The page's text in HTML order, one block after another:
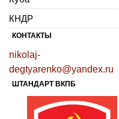
КНДР
КОНТАКТЫ
nikolaj-
degtyarenko@yandex.ru
ШТАНДАРТ ВКПБ